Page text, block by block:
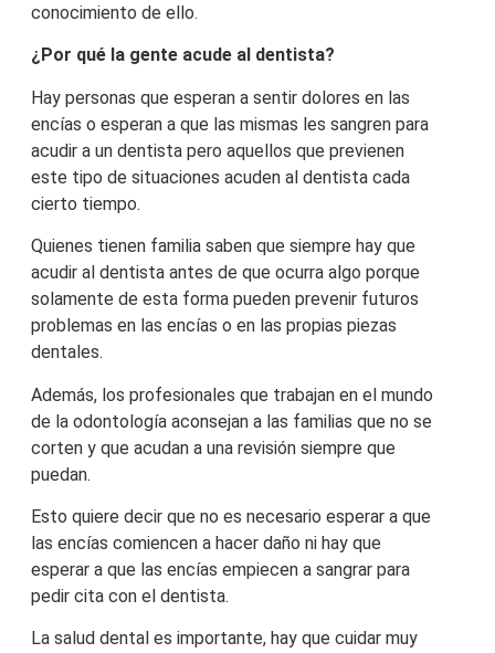
conocimiento de ello.
¿Por qué la gente acude al dentista?
Hay personas que esperan a sentir dolores en las
encías o esperan a que las mismas les sangren para
acudir a un dentista pero aquellos que previenen
este tipo de situaciones acuden al dentista cada
cierto tiempo.
Quienes tienen familia saben que siempre hay que
acudir al dentista antes de que ocurra algo porque
solamente de esta forma pueden prevenir futuros
problemas en las encías o en las propias piezas
dentales.
Además, los profesionales que trabajan en el mundo
de la odontología aconsejan a las familias que no se
corten y que acudan a una revisión siempre que
puedan.
Esto quiere decir que no es necesario esperar a que
las encías comiencen a hacer daño ni hay que
esperar a que las encías empiecen a sangrar para
pedir cita con el dentista.
La salud dental es importante, hay que cuidar muy